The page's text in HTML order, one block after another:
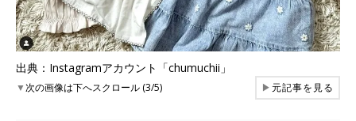
出典：Instagramアカウント「chumuchii」
▼次の画像は下へスクロール (3/5) ▶元記事を見る